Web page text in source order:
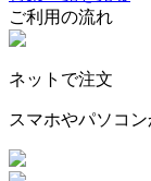
ご利用の流れ
ネットで注文
スマホやパソコ